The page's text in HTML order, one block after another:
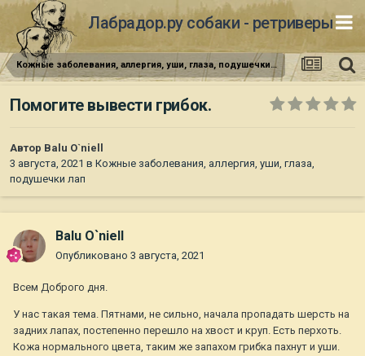
Лабрадор.ру собаки - ретриверы
Кожные заболевания, аллергия, уши, глаза, подушечки лап
Помогите вывести грибок.
Автор Balu O`niell
3 августа, 2021 в Кожные заболевания, аллергия, уши, глаза,
подушечки лап
Balu O`niell
Опубликовано 3 августа, 2021
Всем Доброго дня.
У нас такая тема. Пятнами, не сильно, начала пропадать шерсть на
задних лапах, постепенно перешло на хвост и круп. Есть перхоть.
Кожа нормального цвета, таким же запахом грибка пахнут и уши.